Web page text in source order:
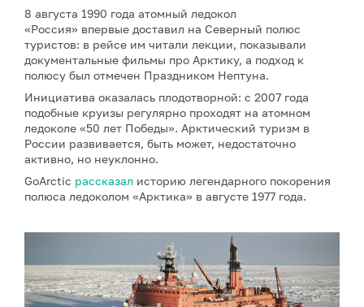
8 августа 1990 года атомный ледокол
«Россия» впервые доставил на Северный полюс
туристов: в рейсе им читали лекции, показывали
документальные фильмы про Арктику, а подход к
полюсу был отмечен Праздником Нептуна.
Инициатива оказалась плодотворной: с 2007 года
подобные круизы регулярно проходят на атомном
ледоколе «50 лет Победы». Арктический туризм в
России развивается, быть может, недостаточно
активно, но неуклонно.
GoArctic рассказал историю легендарного покорения
полюса ледоколом «Арктика» в августе 1977 года.